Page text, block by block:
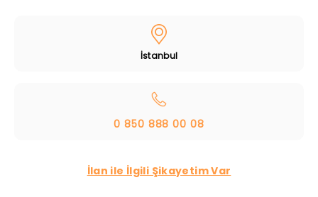
İstanbul
0 850 888 00 08
İlan ile İlgili Şikayetim Var